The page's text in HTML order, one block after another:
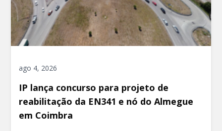
ago 4, 2026
IP lança concurso para projeto de
reabilitação da EN341 e nó do Almegue
em Coimbra